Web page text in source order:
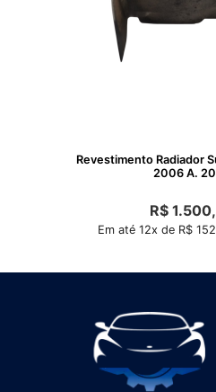
Revestimento Radiador Superior
2006 A.
R$
Em até 12x de R$